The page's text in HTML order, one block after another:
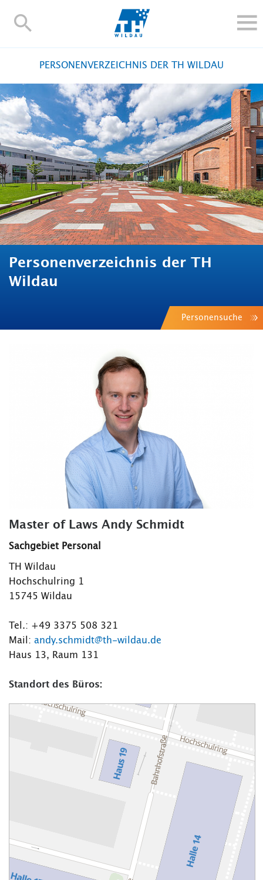
TH-
FORSCHUNG UND TRANSFER
ALUMNI
HOCHSCHULE
INTERNATIONAL
BESCHÄFTIGTE
Blogs Kontakt und Anfahrt Webmail Moodle
TH Online-Portal Personensuche English
PERSONENVERZEICHNIS DER TH WILDAU
Personenverzeichnis der TH
Wildau
Personensuche
Master of Laws Andy Schmidt
Sachgebiet Personal
TH Wildau
Hochschulring 1
15745 Wildau
Tel.: +49 3375 508 321
Mail: andy.schmidt@th-wildau.de
Haus 13, Raum 131
Standort des Büros: